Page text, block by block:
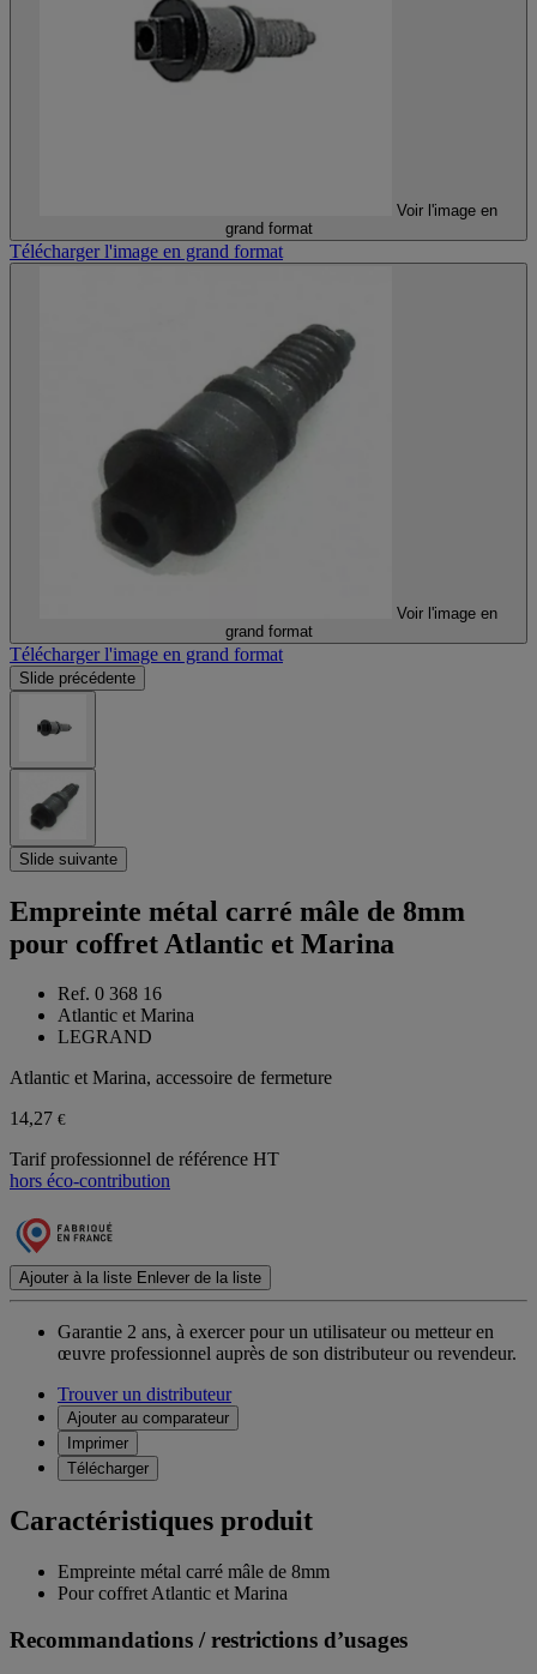
Voir l'image en
grand format
Télécharger l'image en grand format
Voir l'image en
grand format
Télécharger l'image en grand format
Slide précédente
Slide suivante
Empreinte métal carré mâle de 8mm
pour coffret Atlantic et Marina
Ref. 0 368 16
Atlantic et Marina
LEGRAND
Atlantic et Marina, accessoire de fermeture
14,27 €
Tarif professionnel de référence HT
hors éco-contribution
Ajouter à la liste Enlever de la liste
Garantie 2 ans, à exercer pour un utilisateur ou metteur en
œuvre professionnel auprès de son distributeur ou revendeur.
Trouver un distributeur
Ajouter au comparateur
Imprimer
Télécharger
Caractéristiques produit
Empreinte métal carré mâle de 8mm
Pour coffret Atlantic et Marina
Recommandations / restrictions d’usages